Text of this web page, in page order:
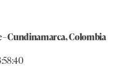
– Cundinamarca, Colombia